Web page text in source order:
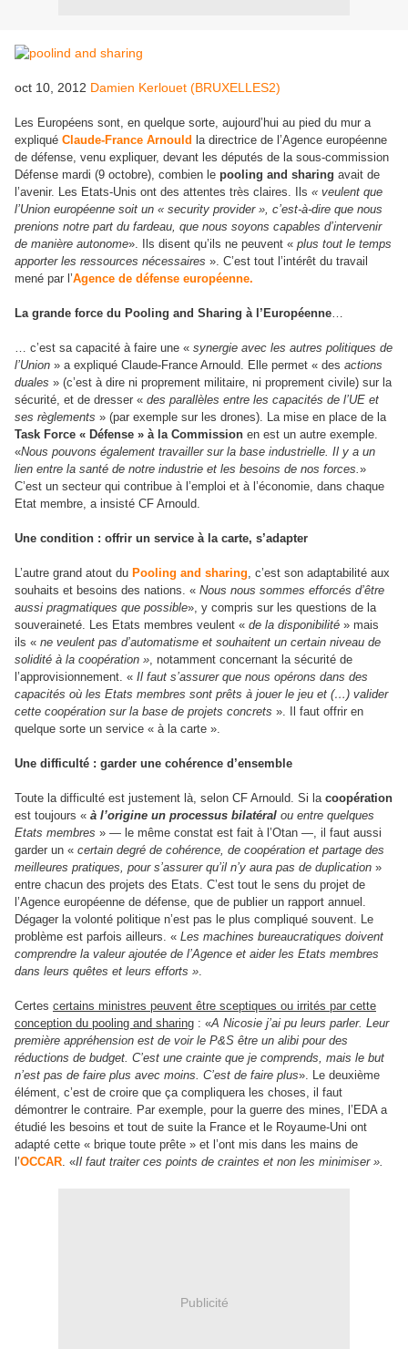
oct 10, 2012 Damien Kerlouet (BRUXELLES2)
Les Européens sont, en quelque sorte, aujourd’hui au pied du mur a
expliqué Claude-France Arnould la directrice de l’Agence européenne
de défense, venu expliquer, devant les députés de la sous-commission
Défense mardi (9 octobre), combien le pooling and sharing avait de
l’avenir. Les Etats-Unis ont des attentes très claires. Ils « veulent que
l’Union européenne soit un « security provider », c’est-à-dire que nous
prenions notre part du fardeau, que nous soyons capables d’intervenir
de manière autonome». Ils disent qu’ils ne peuvent « plus tout le temps
apporter les ressources nécessaires ». C’est tout l’intérêt du travail
mené par l’Agence de défense européenne.
La grande force du Pooling and Sharing à l’Européenne…
… c’est sa capacité à faire une « synergie avec les autres politiques de
l’Union » a expliqué Claude-France Arnould. Elle permet « des actions
duales » (c’est à dire ni proprement militaire, ni proprement civile) sur la
sécurité, et de dresser « des parallèles entre les capacités de l’UE et
ses règlements » (par exemple sur les drones). La mise en place de la
Task Force « Défense » à la Commission en est un autre exemple.
«Nous pouvons également travailler sur la base industrielle. Il y a un
lien entre la santé de notre industrie et les besoins de nos forces.»
C’est un secteur qui contribue à l’emploi et à l’économie, dans chaque
Etat membre, a insisté CF Arnould.
Une condition : offrir un service à la carte, s’adapter
L’autre grand atout du Pooling and sharing, c’est son adaptabilité aux
souhaits et besoins des nations. « Nous nous sommes efforcés d’être
aussi pragmatiques que possible», y compris sur les questions de la
souveraineté. Les Etats membres veulent « de la disponibilité » mais
ils « ne veulent pas d’automatisme et souhaitent un certain niveau de
solidité à la coopération », notamment concernant la sécurité de
l’approvisionnement. « Il faut s’assurer que nous opérons dans des
capacités où les Etats membres sont prêts à jouer le jeu et (…) valider
cette coopération sur la base de projets concrets ». Il faut offrir en
quelque sorte un service « à la carte ».
Une difficulté : garder une cohérence d’ensemble
Toute la difficulté est justement là, selon CF Arnould. Si la coopération
est toujours « à l’origine un processus bilatéral ou entre quelques
Etats membres » — le même constat est fait à l’Otan —, il faut aussi
garder un « certain degré de cohérence, de coopération et partage des
meilleures pratiques, pour s’assurer qu’il n’y aura pas de duplication »
entre chacun des projets des Etats. C’est tout le sens du projet de
l’Agence européenne de défense, que de publier un rapport annuel.
Dégager la volonté politique n’est pas le plus compliqué souvent. Le
problème est parfois ailleurs. « Les machines bureaucratiques doivent
comprendre la valeur ajoutée de l’Agence et aider les Etats membres
dans leurs quêtes et leurs efforts ».
Certes certains ministres peuvent être sceptiques ou irrités par cette
conception du pooling and sharing : «A Nicosie j’ai pu leurs parler. Leur
première appréhension est de voir le P&S être un alibi pour des
réductions de budget. C’est une crainte que je comprends, mais le but
n’est pas de faire plus avec moins. C’est de faire plus». Le deuxième
élément, c’est de croire que ça compliquera les choses, il faut
démontrer le contraire. Par exemple, pour la guerre des mines, l’EDA a
étudié les besoins et tout de suite la France et le Royaume-Uni ont
adapté cette « brique toute prête » et l’ont mis dans les mains de
l’OCCAR. «Il faut traiter ces points de craintes et non les minimiser ».
Publicité